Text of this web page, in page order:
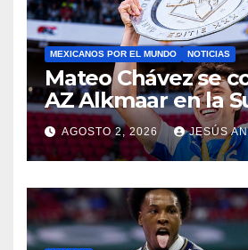
MEXICANOS POR EL MUNDO NOTICIAS
Mateo Chávez se
AZ Alkmaar en la
de Países Bajos
AGOSTO 2, 2026 JESÚS